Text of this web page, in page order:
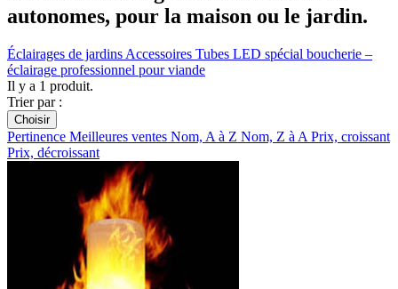
autonomes, pour la maison ou le jardin.
Éclairages de jardins Accessoires Tubes LED spécial boucherie –
éclairage professionnel pour viande
Il y a 1 produit.
Trier par :
Choisir
Pertinence Meilleures ventes Nom, A à Z Nom, Z à A Prix, croissant
Prix, décroissant